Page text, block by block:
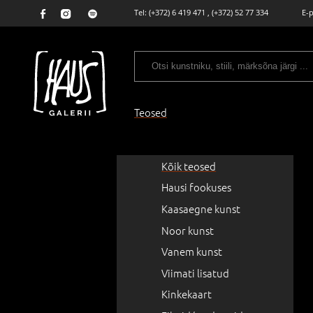
Tel: (+372) 6 419 471 , (+372) 52 77 334 E-
Teosed
Kõik teosed
Hausi fookuses
Kaasaegne kunst
Noor kunst
Vanem kunst
Viimati lisatud
Kinkekaart